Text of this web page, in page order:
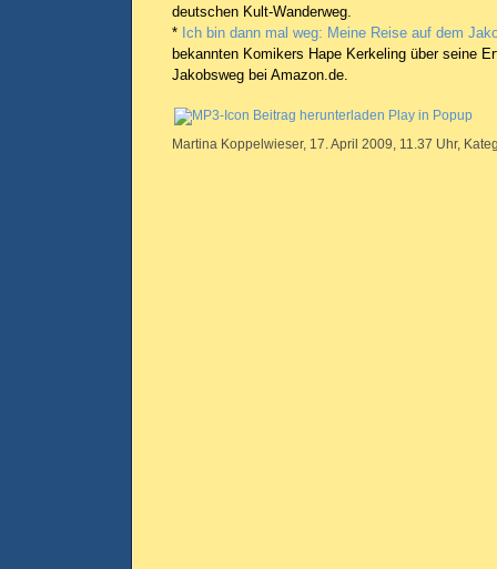
deutschen Kult-Wanderweg.
* Ich bin dann mal weg: Meine Reise auf dem
bekannten Komikers Hape Kerkeling über seine
Jakobsweg bei Amazon.de.
Beitrag herunterladen Play in Popup
Martina Koppelwieser, 17. April 2009, 11.37 Uhr,